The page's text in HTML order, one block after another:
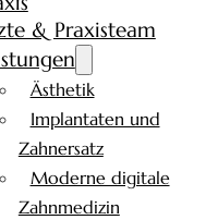
& Praxisteam
Ästhetik
Implantaten und
Zahnersatz
Moderne digitale
Zahnmedizin